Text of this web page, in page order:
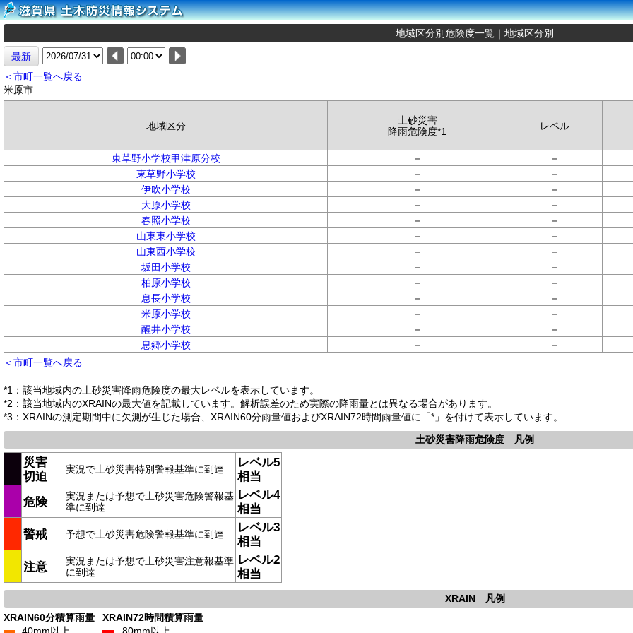
地域区分別危険度一覧｜地域区分別
最新
＜市町一覧へ戻る
米原市
地域区分
土砂災害
降雨危険度*1
レベル
東草野小学校甲津原分校
－ －
東草野小学校
－ －
伊吹小学校
－ －
大原小学校
－ －
春照小学校
－ －
山東東小学校
－ －
山東西小学校
－ －
坂田小学校
－ －
柏原小学校
－ －
息長小学校
－ －
米原小学校
－ －
醒井小学校
－ －
息郷小学校
－ －
＜市町一覧へ戻る
*1：該当地域内の土砂災害降雨危険度の最大レベルを表示しています。
*2：該当地域内のXRAINの最大値を記載しています。解析誤差のため実際の降雨量とは異なる場合があります。
*3：XRAINの測定期間中に欠測が生じた場合、XRAIN60分雨量値およびXRAIN72時間雨量値に「*」を付けて表示しています。
土砂災害降雨危険度 凡例
災害
切迫
実況で土砂災害特別警報基準に到達
レベル5
相当
危険
実況または予想で土砂災害危険警報基
準に到達
レベル4
相当
警戒
予想で土砂災害危険警報基準に到達
レベル3
相当
注意
実況または予想で土砂災害注意報基準
に到達
レベル2
相当
XRAIN 凡例
XRAIN60分積算雨量
XRAIN72時間積算雨量